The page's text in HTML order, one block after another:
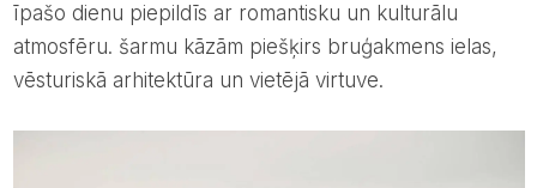
īpašo dienu piepildīs ar romantisku un kulturālu
atmosfēru. šarmu kāzām piešķirs bruģakmens ielas,
vēsturiskā arhitektūra un vietējā virtuve.